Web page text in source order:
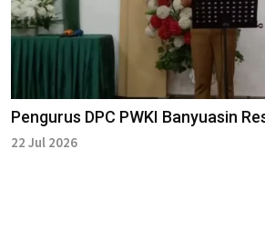
Pengurus DPC PWKI Banyuasin
22 Jul 2026